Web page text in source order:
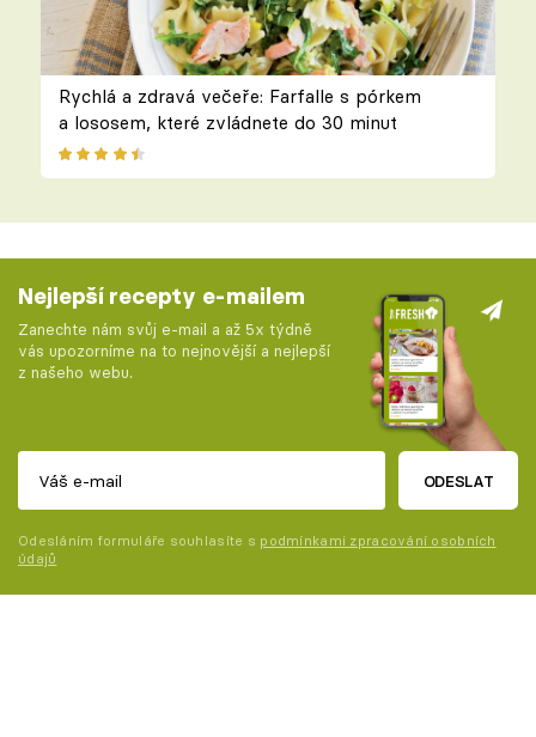
Rychlá a zdravá večeře: Farfalle s pórkem
a lososem, které zvládnete do 30 minut
Nejlepší recepty e-mailem
Zanechte nám svůj e-mail a až 5x týdně
vás upozorníme na to nejnovější a nejlepší
z našeho webu.
ODESLAT
Odesláním formuláře souhlasíte s podmínkami zpracování osobních
údajů